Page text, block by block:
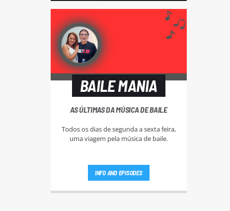
BAILE MANIA
AS ÚLTIMAS DA MÚSICA DE BAILE
Todos os dias de segunda a sexta feira,
uma viagem pela música de baile.
INFO AND EPISODES